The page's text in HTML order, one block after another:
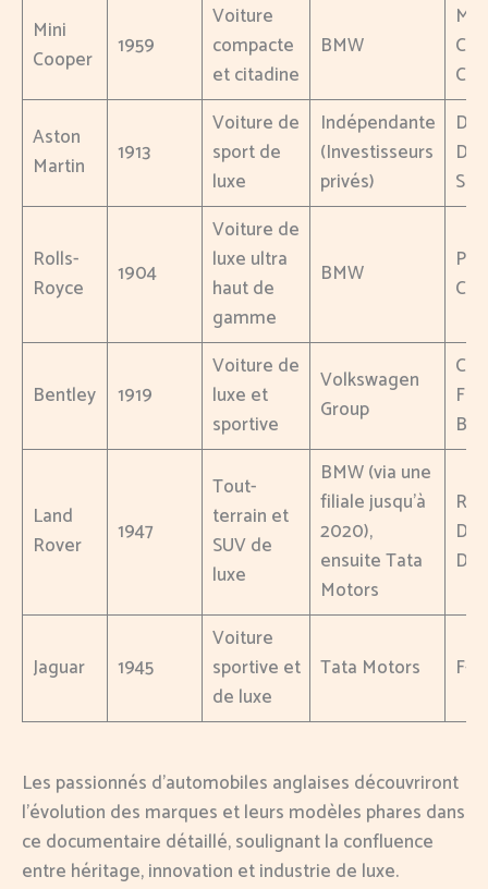
Mini
Cooper
1959
Voiture
compacte
et citadine
BMW
Aston
Martin
1913
Voiture de
sport de
luxe
Indépendante
(Investisseurs
privés)
Rolls-
Royce
1904
Voiture de
luxe ultra
haut de
gamme
BMW
Bentley 1919
Voiture de
luxe et
sportive
Volkswagen
Group
Land
Rover
1947
Tout-
terrain et
SUV de
luxe
BMW (via une
filiale jusqu’à
2020),
ensuite Tata
Motors
Jaguar 1945
Voiture
sportive et
de luxe
Tata Motors F-
Les passionnés d’automobiles anglaises découvriront
l’évolution des marques et leurs modèles phares dans
ce documentaire détaillé, soulignant la confluence
entre héritage, innovation et industrie de luxe.